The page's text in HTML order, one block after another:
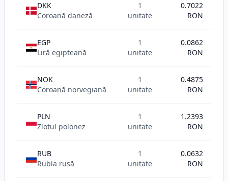
DKK
Coroană daneză
1
unitate
0.7022
RON
EGP
Liră egipteană
1
unitate
0.0862
RON
NOK
Coroană norvegiană
1
unitate
0.4875
RON
PLN
Zlotul polonez
1
unitate
1.2393
RON
RUB
Rubla rusă
1
unitate
0.0632
RON